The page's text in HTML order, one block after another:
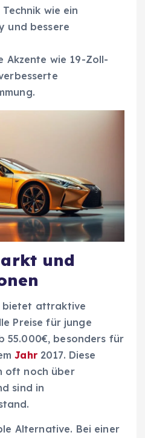
wie ein
und bessere
Akzente wie 19-Zoll-
und
bietet attraktive
Preise für junge
55.000€, besonders für
Jahr2017. Diese
oft noch über
sind in
Alternative. Bei einer